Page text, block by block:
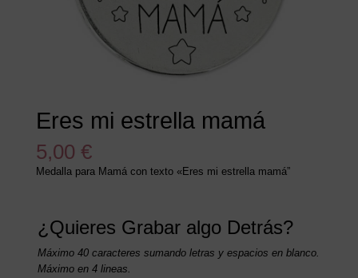
Eres mi estrella mamá
5,00 €
Medalla para Mamá con texto «Eres mi estrella mamá”
¿Quieres Grabar algo Detrás?
Máximo 40 caracteres sumando letras y espacios en blanco.
Máximo en 4 lineas.